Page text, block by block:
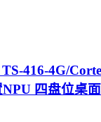
416-4G/
四盘位桌